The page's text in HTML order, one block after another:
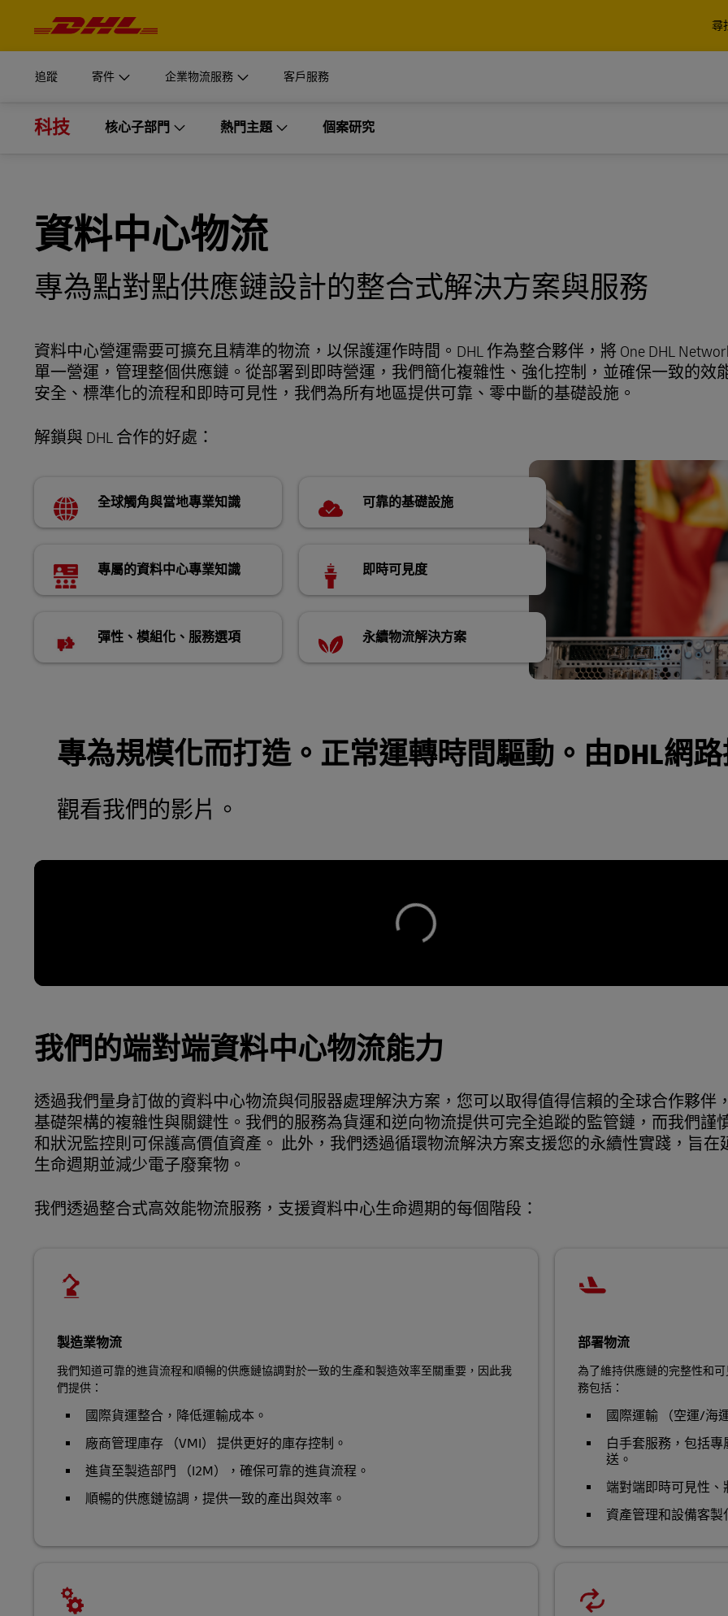
尋
追蹤 寄件
開始運送
立即寄件
深入瞭解
企業物流服務
企業物流服務
探索 DHL Supply Chain
客戶服務
登入
myDHLi
MySupplyChain
DHL SameDay
LifeTrack
瞭解入口網站
開始運送
取得報價
瞭解 DHL Express 的寄件選項
企業物流服務
登入
myDHLi
MyGTS
DHL SameDay
LifeTrack
瞭解入口網站
科技 核心子部門
半導體物流
資料中心物流
熱門主題
供應鏈韌性
循環經濟
個案研究
資料中心物流
專為點對點供應鏈設計的整合式解決方案與服務
資料中心營運需要可擴充且精準的物流，以保護運作時間。DHL 作為整合夥伴，將 One DHL
單一營運，管理整個供應鏈。從部署到即時營運，我們簡化複雜性、強化控制，並確保一致的效
安全、標準化的流程和即時可見性，我們為所有地區提供可靠、零中斷的基礎設施。
解鎖與 DHL 合作的好處：
全球觸角與當地專業知識 可靠的基礎設施
專屬的資料中心專業知識 即時可見度
彈性、模組化、服務選項 永續物流解決方案
專為規模化而打造。正常運轉時間驅動。由DHL網
觀看我們的影片。
我們的端對端資料中心物流能力
透過我們量身訂做的資料中心物流與伺服器處理解決方案，您可以取得值得信賴的全球合作夥伴
基礎架構的複雜性與關鍵性。我們的服務為貨運和逆向物流提供可完全追蹤的監管鏈，而我們謹
和狀況監控則可保護高價值資產。 此外，我們透過循環物流解決方案支援您的永續性實踐，旨在
生命週期並減少電子廢棄物。
我們透過整合式高效能物流服務，支援資料中心生命週期的每個階段：
製造業物流
我們知道可靠的進貨流程和順暢的供應鏈協調對於一致的生產和製造效率至關重要，因此我
們提供：
國際貨運整合，降低運輸成本。
廠商管理庫存 （VMI） 提供更好的庫存控制。
進貨至製造部門 （I2M），確保可靠的進貨流程。
順暢的供應鏈協調，提供一致的產出與效率。
部署物流
為了維持供應鏈的完整性和
務包括：
國際運輸 （空運/海
白手套服務，包括
送。
端對端即時可見性
資產管理和設備客